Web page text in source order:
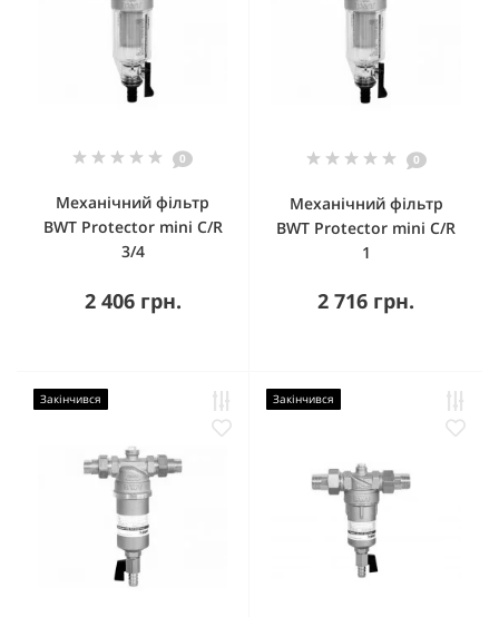
0
Механічний фільтр
BWT Protector mini C/R
3/4
2 406 грн.
0
Механічний фільтр
BWT Protector mini C/R
1
2 716 грн.
Закінчився Закінчився